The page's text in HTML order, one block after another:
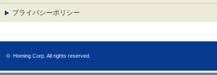
プライバシーポリシー
© Homing Corp. All rights reserved.